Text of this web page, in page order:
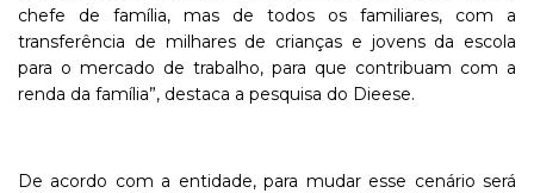
chefe de família, mas de todos os familiares, com a
transferência de milhares de crianças e jovens da escola
para o mercado de trabalho, para que contribuam com a
renda da família”, destaca a pesquisa do Dieese.
De acordo com a entidade, para mudar esse cenário será